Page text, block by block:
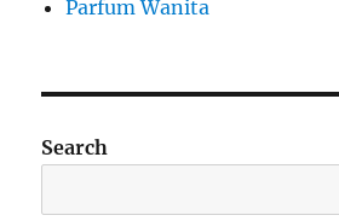
Parfum Wanita
Search